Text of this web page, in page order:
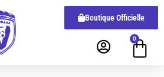
Boutique Officielle
0